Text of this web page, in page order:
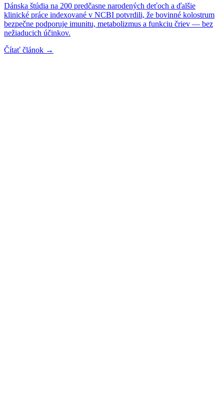
Dánska štúdia na 200 predčasne narodených deťoch a ďalšie
klinické práce indexované v NCBI potvrdili, že bovinné kolostrum
bezpečne podporuje imunitu, metabolizmus a funkciu čriev — bez
nežiaducich účinkov.
Čítať článok →